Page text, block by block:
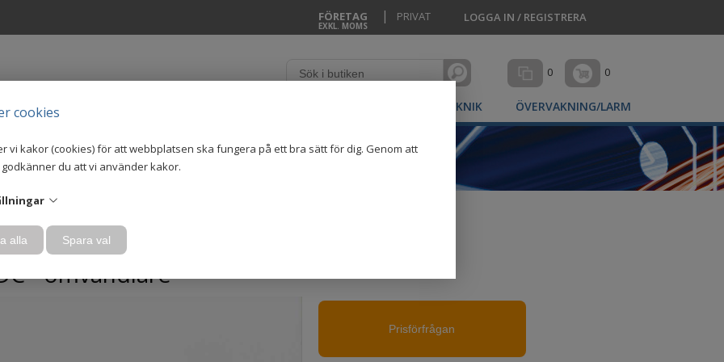
cookies
vi kakor (cookies) för att webbplatsen ska fungera på ett bra sätt för dig. Genom att
du att vi använder kakor.
alla Spara val
FÖRETAG
EXKL. MOMS
| PRIVAT LOGGA IN / REGISTRERA
0 0
ÖVERVAKNING/LARM
MEDICINTEKNIK
- omvandlare